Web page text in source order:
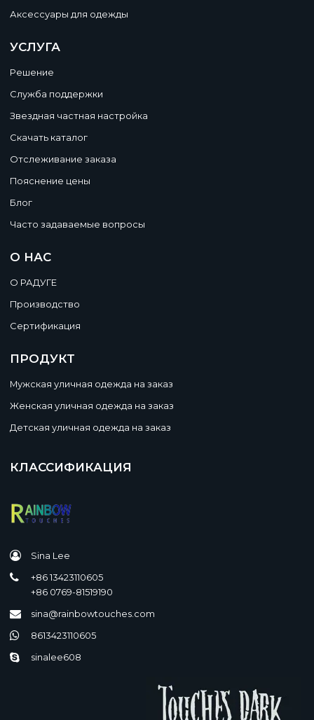
Аксессуары для одежды
УСЛУГА
Решение
Служба поддержки
Звездная частная настройка
Скачать каталог
Отслеживание заказа
Пояснение цены
Блог
Часто задаваемые вопросы
О НАС
О РАДУГЕ
Производство
Сертификация
ПРОДУКТ
Мужская уличная одежда на заказ
Женская уличная одежда на заказ
Детская уличная одежда на заказ
КЛАССИФИКАЦИЯ
Sina Lee
+86 13423110605
+86 0769-81519190
sina@rainbowtouches.com
8613423110605
sinalee608